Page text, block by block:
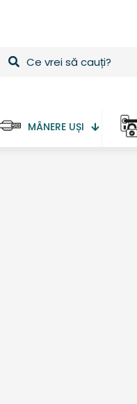
MÂNERE UȘI